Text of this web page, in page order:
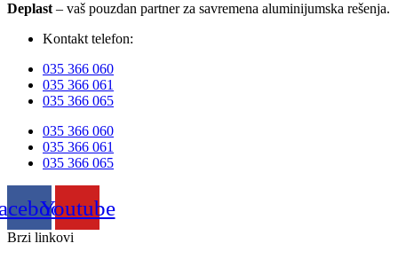
Deplast – vaš pouzdan partner za savremena aluminijumska rešenja.
Kontakt telefon:
035 366 060
035 366 061
035 366 065
035 366 060
035 366 061
035 366 065
Youtube
Brzi linkovi